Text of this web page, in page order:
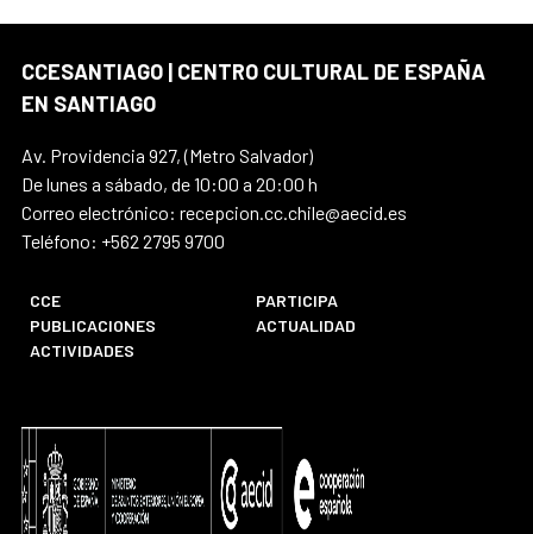
CCESANTIAGO | CENTRO CULTURAL DE ESPAÑA
EN SANTIAGO
Av. Providencia 927, (Metro Salvador)
De lunes a sábado, de 10:00 a 20:00 h
Correo electrónico: recepcion.cc.chile@aecid.es
Teléfono: +562 2795 9700
CCE
PARTICIPA
PUBLICACIONES
ACTUALIDAD
ACTIVIDADES